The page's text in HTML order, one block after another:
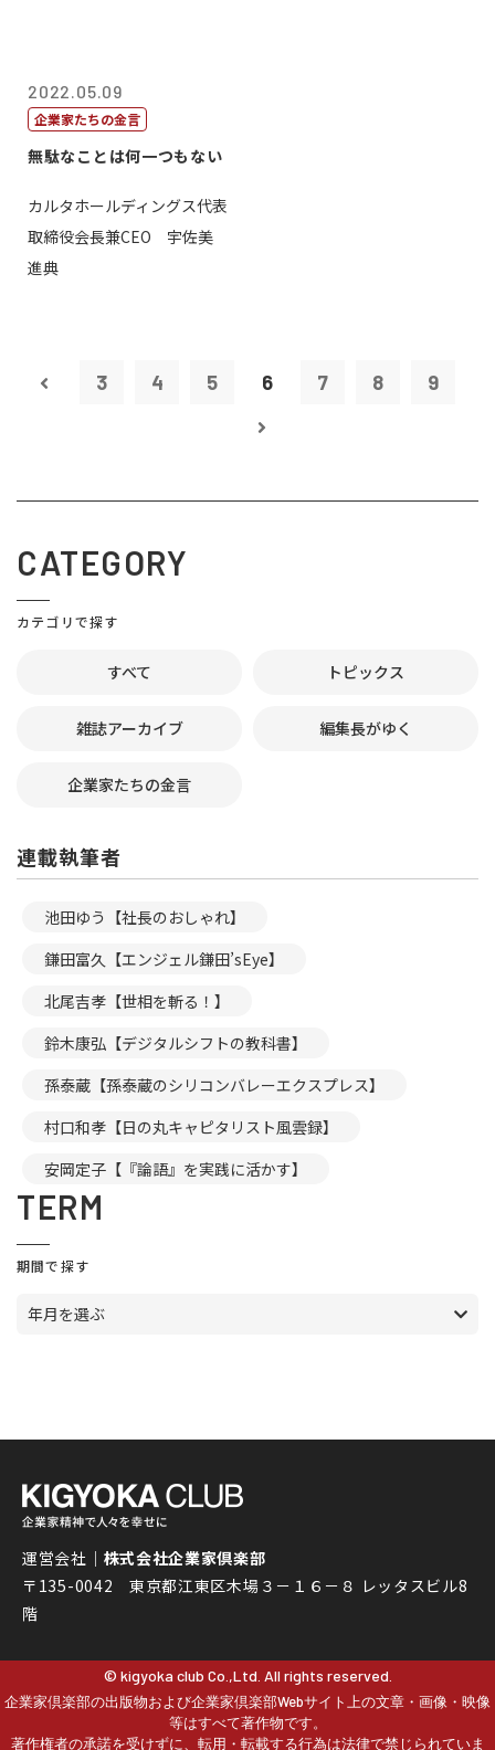
2022.05.09
企業家たちの金言
無駄なことは何一つもない
カルタホールディングス代表
取締役会長兼CEO 宇佐美
進典
3 4 5 6 7 8 9
CATEGORY
カテゴリで探す
すべて トピックス
雑誌アーカイブ 編集長がゆく
企業家たちの金言
連載執筆者
池田ゆう【社長のおしゃれ】
鎌田富久【エンジェル鎌田’sEye】
北尾吉孝【世相を斬る！】
鈴木康弘【デジタルシフトの教科書】
孫泰蔵【孫泰蔵のシリコンバレーエクスプレス】
村口和孝【日の丸キャピタリスト風雲録】
安岡定子【『論語』を実践に活かす】
TERM
期間で探す
年月を選ぶ
運営会社｜ 株式会社企業家倶楽部
〒135-0042 東京都江東区木場３－１６－８ レッタスビル8
階
© kigyoka club Co.,Ltd. All rights reserved.
企業家倶楽部の出版物および企業家倶楽部Webサイト上の文章・画像・映像
等はすべて著作物です。
著作権者の承諾を受けずに、転用・転載する行為は法律で禁じられていま